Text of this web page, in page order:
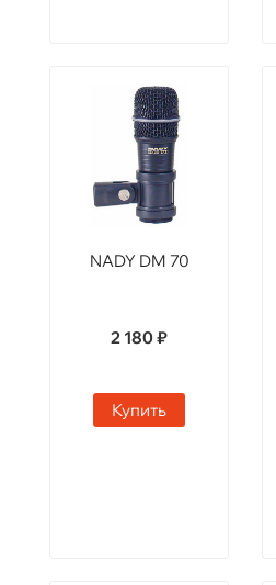
NADY DM 70
2 180 ₽
Купить